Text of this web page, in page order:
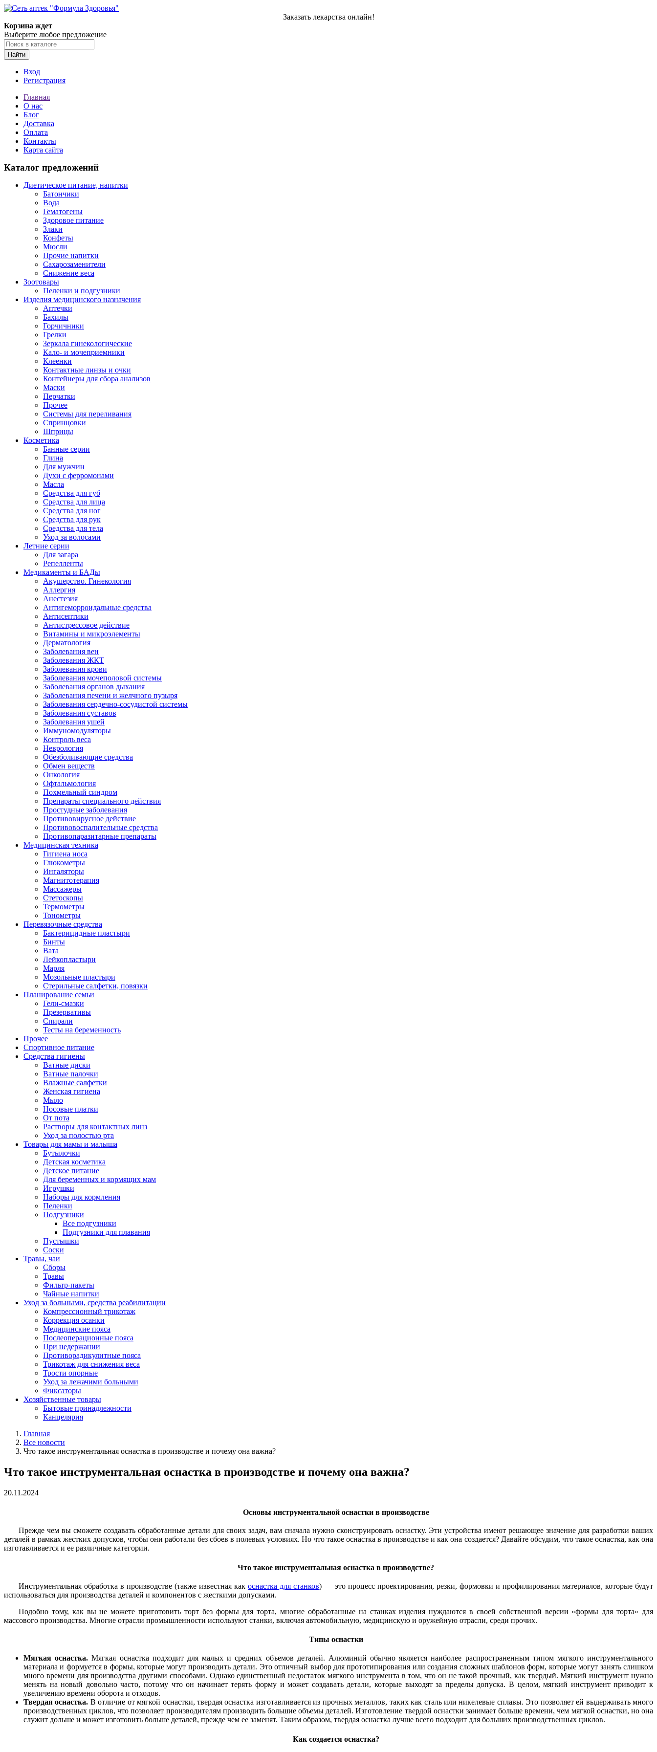
Заказать лекарства онлайн!
Корзина ждет
Выберите любое предложение
Найти
Вход
Регистрация
Главная
О нас
Блог
Доставка
Оплата
Контакты
Карта сайта
Каталог предложений
Диетическое питание, напитки
Батончики
Вода
Гематогены
Здоровое питание
Злаки
Конфеты
Мюсли
Прочие напитки
Сахарозаменители
Снижение веса
Зоотовары
Пеленки и подгузники
Изделия медицинского назначения
Аптечки
Бахилы
Горчичники
Грелки
Зеркала гинекологические
Кало- и мочеприемники
Клеенки
Контактные линзы и очки
Контейнеры для сбора анализов
Маски
Перчатки
Прочее
Системы для переливания
Спринцовки
Шприцы
Косметика
Банные серии
Глина
Для мужчин
Духи с ферромонами
Масла
Средства для губ
Средства для лица
Средства для ног
Средства для рук
Средства для тела
Уход за волосами
Летние серии
Для загара
Репелленты
Медикаменты и БАДы
Акушерство. Гинекология
Аллергия
Анестезия
Антигеморроидальные средства
Антисептики
Антистрессовое действие
Витамины и микроэлементы
Дерматология
Заболевания вен
Заболевания ЖКТ
Заболевания крови
Заболевания мочеполовой системы
Заболевания органов дыхания
Заболевания печени и желчного пузыря
Заболевания сердечно-сосудистой системы
Заболевания суставов
Заболевания ушей
Иммуномодуляторы
Контроль веса
Неврология
Обезболивающие средства
Обмен веществ
Онкология
Офтальмология
Похмельный синдром
Препараты специального действия
Простудные заболевания
Противовирусное действие
Противовоспалительные средства
Противопаразитарные препараты
Медицинская техника
Гигиена носа
Глюкометры
Ингаляторы
Магнитотерапия
Массажеры
Стетоскопы
Термометры
Тонометры
Перевязочные средства
Бактерицидные пластыри
Бинты
Вата
Лейкопластыри
Марля
Мозольные пластыри
Стерильные салфетки, повязки
Планирование семьи
Гели-смазки
Презервативы
Спирали
Тесты на беременность
Прочее
Спортивное питание
Средства гигиены
Ватные диски
Ватные палочки
Влажные салфетки
Женская гигиена
Мыло
Носовые платки
От пота
Растворы для контактных линз
Уход за полостью рта
Товары для мамы и малыша
Бутылочки
Детская косметика
Детское питание
Для беременных и кормящих мам
Игрушки
Наборы для кормления
Пеленки
Подгузники
Все подгузники
Подгузники для плавания
Пустышки
Соски
Травы, чаи
Сборы
Травы
Фильтр-пакеты
Чайные напитки
Уход за больными, средства реабилитации
Компрессионный трикотаж
Коррекция осанки
Медицинские пояса
Послеоперационные пояса
При недержании
Противорадикулитные пояса
Трикотаж для снижения веса
Трости опорные
Уход за лежачими больными
Фиксаторы
Хозяйственные товары
Бытовые принадлежности
Канцелярия
Главная
Все новости
Что такое инструментальная оснастка в производстве и почему она важна?
Что такое инструментальная оснастка в производстве и почему она важна?
20.11.2024
Основы инструментальной оснастки в производстве
Прежде чем вы сможете создавать обработанные детали для своих задач, вам сначала нужно сконструировать оснастку. Эти устройства имеют решающее значение для разработки ваших
деталей в рамках жестких допусков, чтобы они работали без сбоев в полевых условиях. Но что такое оснастка в производстве и как она создается? Давайте обсудим, что такое оснастка, как она
изготавливается и ее различные категории.
Что такое инструментальная оснастка в производстве?
Инструментальная обработка в производстве (также известная какоснастка для станков) — это процесс проектирования, резки, формовки и профилирования материалов, которые будут
использоваться для производства деталей и компонентов с жесткими допусками.
Подобно тому, как вы не можете приготовить торт без формы для торта, многие обработанные на станках изделия нуждаются в своей собственной версии «формы для торта» для
массового производства. Многие отрасли промышленности используют станки, включая автомобильную, медицинскую и оружейную отрасли, среди прочих.
Типы оснастки
Мягкая оснастка. Мягкая оснастка подходит для малых и средних объемов деталей. Алюминий обычно является наиболее распространенным типом мягкого инструментального
материала и формуется в формы, которые могут производить детали. Это отличный выбор для прототипирования или создания сложных шаблонов форм, которые могут занять слишком
много времени для производства другими способами. Однако единственный недостаток мягкого инструмента в том, что он не такой прочный, как твердый. Мягкий инструмент нужно
менять на новый довольно часто, потому что он начинает терять форму и может создавать детали, которые выходят за пределы допуска. В целом, мягкий инструмент приводит к
увеличению времени оборота и отходов.
Твердая оснастка. В отличие от мягкой оснастки, твердая оснастка изготавливается из прочных металлов, таких как сталь или никелевые сплавы. Это позволяет ей выдерживать много
производственных циклов, что позволяет производителям производить большие объемы деталей. Изготовление твердой оснастки занимает больше времени, чем мягкой оснастки, но она
служит дольше и может изготовить больше деталей, прежде чем ее заменят. Таким образом, твердая оснастка лучше всего подходит для больших производственных циклов.
Как создается оснастка?